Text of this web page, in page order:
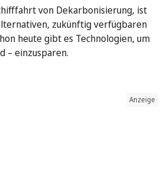
von Dekarbonisierung, ist
zukünftig verfügbaren
heute gibt es Technologien, um
– einzusparen.
Anzeige